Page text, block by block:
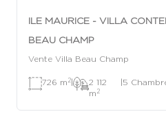
ILE MAURICE - VILLA
BEAU CHAMP
Vente Villa Beau Champ
726 m 2|
2 112
m 2
|5